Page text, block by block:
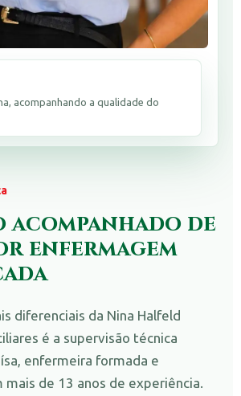
acompanhado de
enfermagem
diferenciais da Nina Halfeld
é a supervisão técnica
enfermeira formada e
mais de 13 anos de experiência.
acompanhando a qualidade do